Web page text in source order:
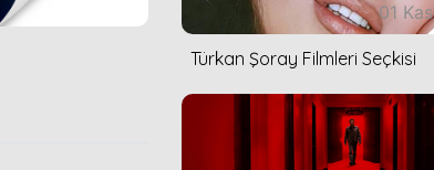
01
Türkan Şoray Filmleri Seçkisi